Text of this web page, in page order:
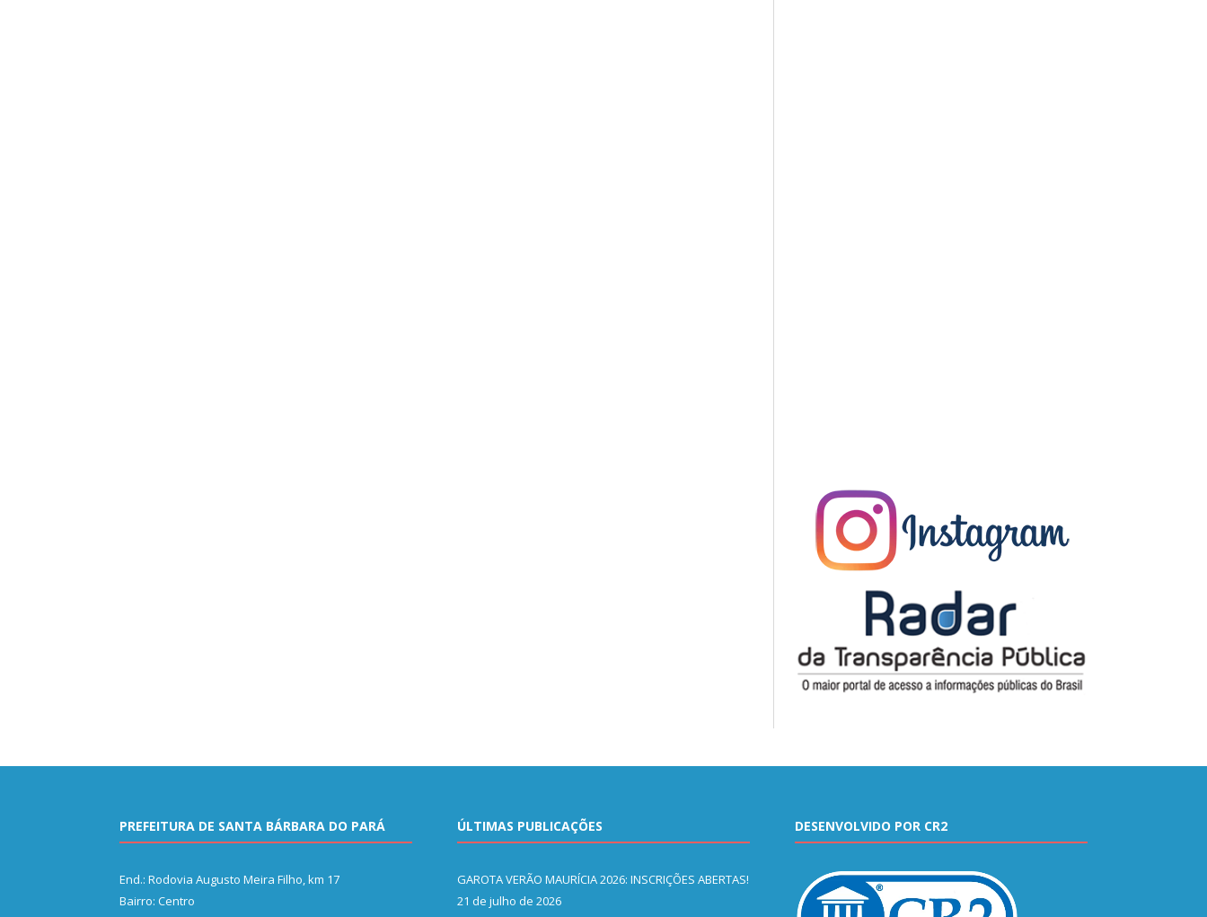
PREFEITURA DE SANTA BÁRBARA DO PARÁ
End.: Rodovia Augusto Meira Filho, km 17
Bairro: Centro
ÚLTIMAS PUBLICAÇÕES
GAROTA VERÃO MAURÍCIA 2026: INSCRIÇÕES ABERTAS!
21 de julho de 2026
DESENVOLVIDO POR CR2